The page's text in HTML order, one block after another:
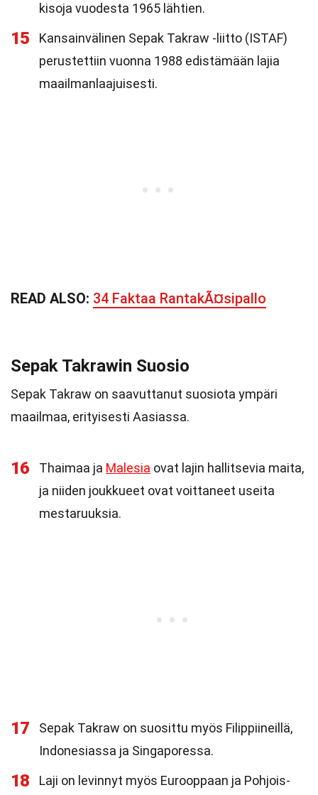
kisoja vuodesta 1965 lähtien.
15
Kansainvälinen Sepak Takraw -liitto (ISTAF)
perustettiin vuonna 1988 edistämään lajia
maailmanlaajuisesti.
READ ALSO: 34 Faktaa RantakÃ¤sipallo
Sepak Takrawin Suosio
Sepak Takraw on saavuttanut suosiota ympäri
maailmaa, erityisesti Aasiassa.
16 Thaimaa ja Malesia ovat lajin hallitsevia maita,
ja niiden joukkueet ovat voittaneet useita
mestaruuksia.
17
Sepak Takraw on suosittu myös Filippiineillä,
Indonesiassa ja Singaporessa.
18
Laji on levinnyt myös Eurooppaan ja Pohjois-